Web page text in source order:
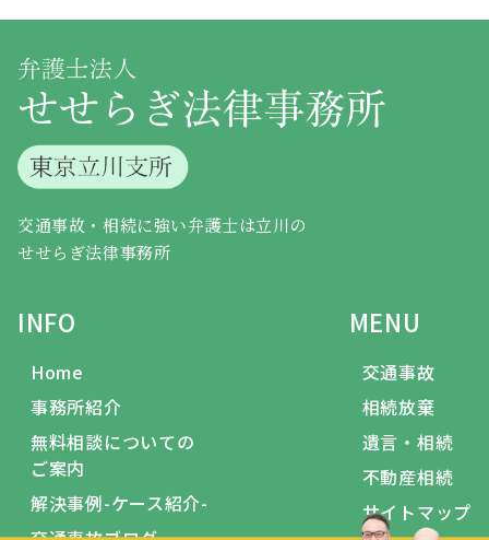
交通事故・相続に強い弁護士は立川の
せせらぎ法律事務所
INFO
Home
事務所紹介
無料相談についての
ご案内
解決事例-ケース紹介-
MENU
交通事故
相続放棄
遺言・相続
不動産相続
サイトマップ